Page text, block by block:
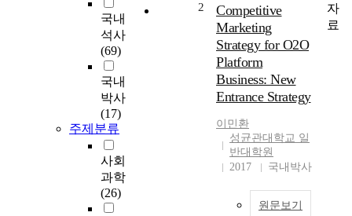
국내
석사
(69)
국내
박사
(17)
주제분류
사회
과학
(26)
2
Competitive
Marketing
Strategy for O2O
Platform
Business: New
Entrance Strategy
이민환
성균관대학교 일
반대학원
2017
국내박사
원문보기
자
료